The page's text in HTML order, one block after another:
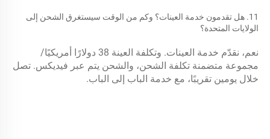
الولايات المتحدة؟
نعم، نقدّم خدمة العينات. وتكلفة العينة 38 دولارًا أمريكيًا/
خلال يومين تقريبًا، مع خدمة الباب إلى الباب.